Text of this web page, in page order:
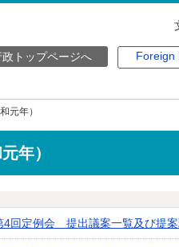
政トップページへ Foreign
元年）
年）
4回定例会 提出議案一覧及び提案